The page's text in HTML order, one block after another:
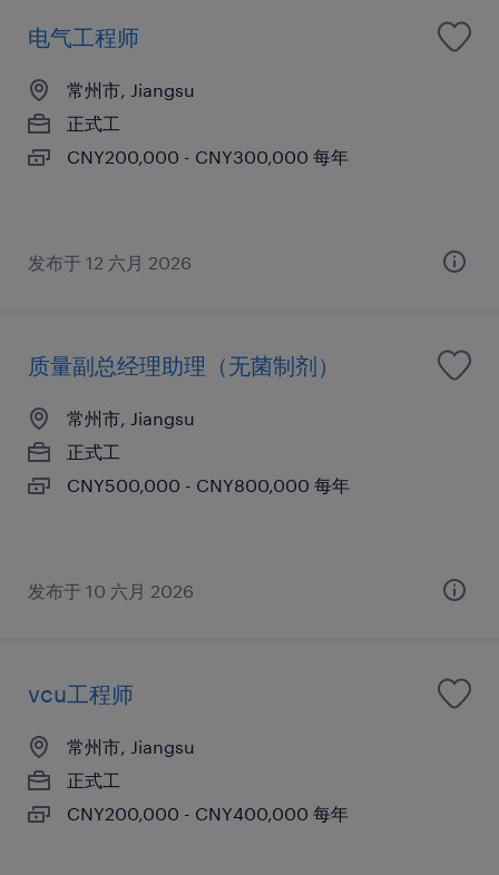
电气工程师
常州市, Jiangsu
正式工
CNY200,000 - CNY300,000 每年
发布于 12 六月 2026
质量副总经理助理（无菌制剂）
常州市, Jiangsu
正式工
CNY500,000 - CNY800,000 每年
发布于 10 六月 2026
vcu工程师
常州市, Jiangsu
正式工
CNY200,000 - CNY400,000 每年